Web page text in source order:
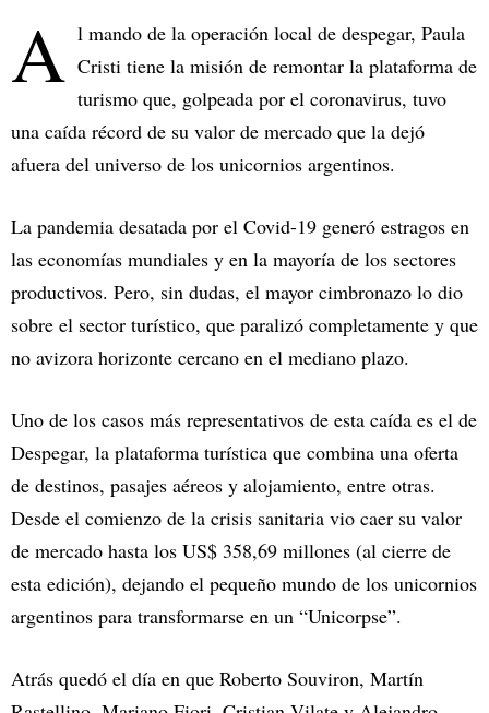
A l mando de la operación local de despegar, Paula
Cristi tiene la misión de remontar la plataforma de
turismo que, golpeada por el coronavirus, tuvo
una caída récord de su valor de mercado que la dejó
afuera del universo de los unicornios argentinos.
La pandemia desatada por el Covid-19 generó estragos en
las economías mundiales y en la mayoría de los sectores
productivos. Pero, sin dudas, el mayor cimbronazo lo dio
sobre el sector turístico, que paralizó completamente y que
no avizora horizonte cercano en el mediano plazo.
Uno de los casos más representativos de esta caída es el de
Despegar, la plataforma turística que combina una oferta
de destinos, pasajes aéreos y alojamiento, entre otras.
Desde el comienzo de la crisis sanitaria vio caer su valor
de mercado hasta los US$ 358,69 millones (al cierre de
esta edición), dejando el pequeño mundo de los unicornios
argentinos para transformarse en un “Unicorpse”.
Atrás quedó el día en que Roberto Souviron, Martín